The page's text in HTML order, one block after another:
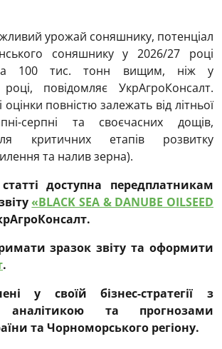
урожай соняшнику, потенціал
соняшнику у 2026/27 році
100 тис. тонн вищим, ніж у
повідомляє УкрАгроКонсалт.
повністю залежать від літньої
серпні та своєчасних дощів,
критичних етапів розвитку
та налив зерна).
доступна передплатникам
«BLACK SEA & DANUBE OILSEED
зразок звіту та оформити
.
у своїй бізнес-стратегії з
аналітикою та прогнозами
та Чорноморського регіону.